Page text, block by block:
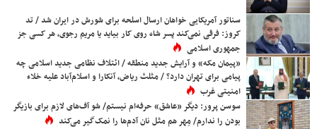
سناتور آمریکایی خواهان ارسال اسلحه برای شورش در ایران شد / تد
کروز: فرقی نمی‌کند پسر شاه روی کار بیاید یا مریم رجوی، هر کسی جز
جمهوری اسلامی
«پیمان مکه» و آرایش جدید منطقه / ائتلاف نظامی جدید اسلامی چه
پیامی برای تهران دارد؟ / مثلث ریاض، آنکارا و اسلام‌آباد علیه خلاء
امنیتی غرب
سوسن پرور: دیگر «عاشق» حرفه‌ام نیستم/ شو آف‌های لازم برای بازیگر
بودن را ندارم/ مِهر هم مثل نان آدم‌ها را نمک‌گیر می‌کند